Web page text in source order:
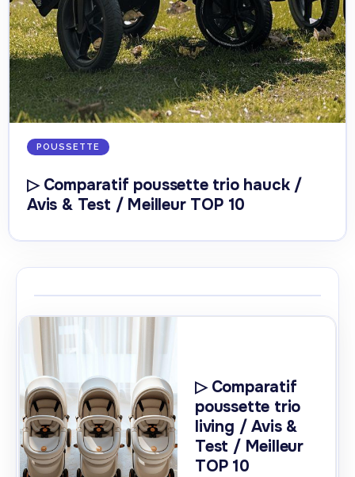
POUSSETTE
▷ Comparatif poussette trio hauck /
Avis & Test / Meilleur TOP 10
▷ Comparatif
poussette trio
living / Avis &
Test / Meilleur
TOP 10